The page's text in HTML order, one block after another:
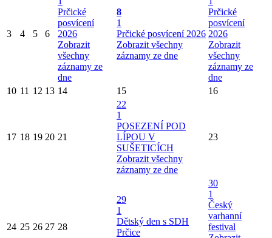
3 4 5 6
Prčické
posvícení
2026
Zobrazit
všechny
záznamy ze
dne
8
1
Prčické posvícení 2026
Zobrazit všechny
záznamy ze dne
Prčické
posvícení
2026
Zobrazit
všechny
záznamy ze
dne
10 11 12 13 14 15 16
17 18 19 20 21
22
1
POSEZENÍ POD
LÍPOU V
SUŠETICÍCH
Zobrazit všechny
záznamy ze dne
23
24 25 26 27 28
29
1
Dětský den s SDH
Prčice
30
1
Český
varhanní
festival